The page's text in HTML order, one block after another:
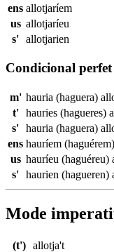
ens allotjaríem
us allotjaríeu
s' allotjarien
Condicional perfet
m' hauria (haguera)
t'
hauries (hagueres)
s' hauria (haguera)
ens hauríem (haguérem)
us hauríeu (haguéreu)
s' haurien (hagueren)
Mode
(t')
allotja't